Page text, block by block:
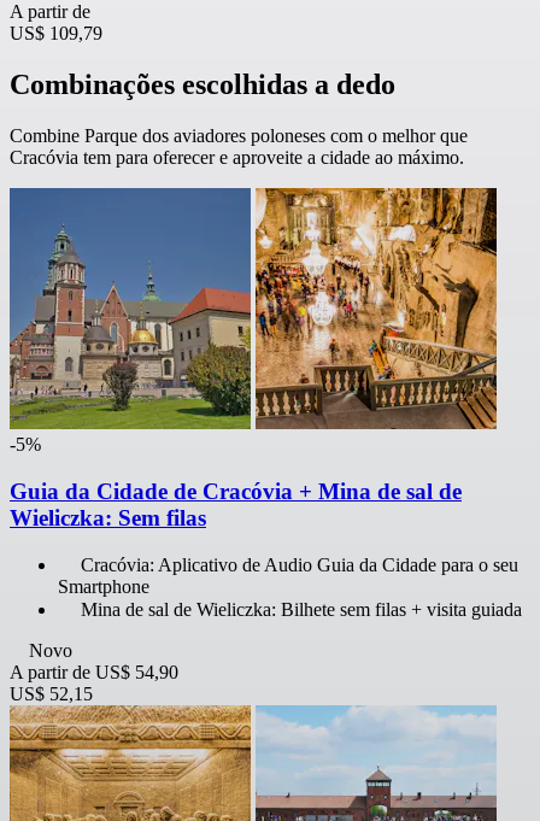
A partir de
US$ 109,79
Combinações escolhidas a dedo
Combine Parque dos aviadores poloneses com o melhor que
Cracóvia tem para oferecer e aproveite a cidade ao máximo.
-5%
Guia da Cidade de Cracóvia + Mina de sal de
Wieliczka: Sem filas
Cracóvia: Aplicativo de Audio Guia da Cidade para o seu
Smartphone
Mina de sal de Wieliczka: Bilhete sem filas + visita guiada
Novo
A partir de US$ 54,90
US$ 52,15